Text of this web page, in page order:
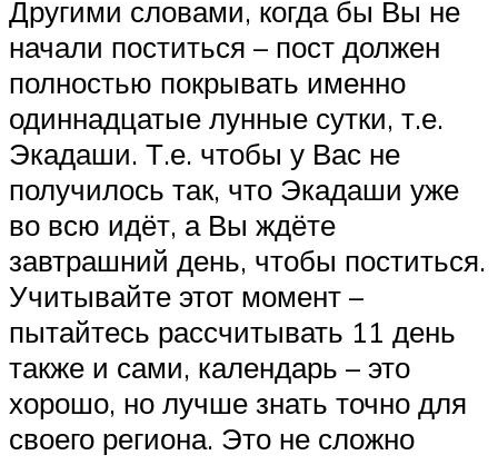
Другими словами, когда бы Вы не
начали поститься – пост должен
полностью покрывать именно
одиннадцатые лунные сутки, т.е.
Экадаши. Т.е. чтобы у Вас не
получилось так, что Экадаши уже
во всю идёт, а Вы ждёте
завтрашний день, чтобы поститься.
Учитывайте этот момент –
пытайтесь рассчитывать 11 день
также и сами, календарь – это
хорошо, но лучше знать точно для
своего региона. Это не сложно